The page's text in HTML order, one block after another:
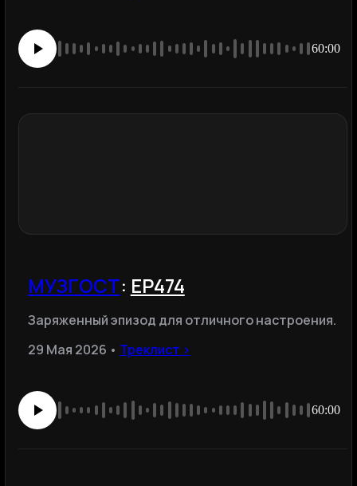
60:00
МУЗГОСТ: ЕР474
Заряженный эпизод для отличного настроения.
29 Мая 2026 • Треклист ›
60:00